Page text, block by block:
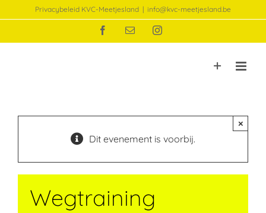
naar
Privacybeleid KVC-Meetjesland | info@kvc-meetjesland.be
Facebook
E-
Instagram
Dit evenement is voorbij.
×
Wegtraining